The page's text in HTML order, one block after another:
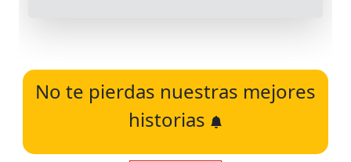
No te pierdas nuestras mejores
historias